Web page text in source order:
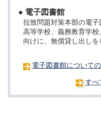
● 電子図書館
拉致問題対策本部の電子
高等学校、義務教育学
向けに、無償貸し出しを
電子図書館について
すべ